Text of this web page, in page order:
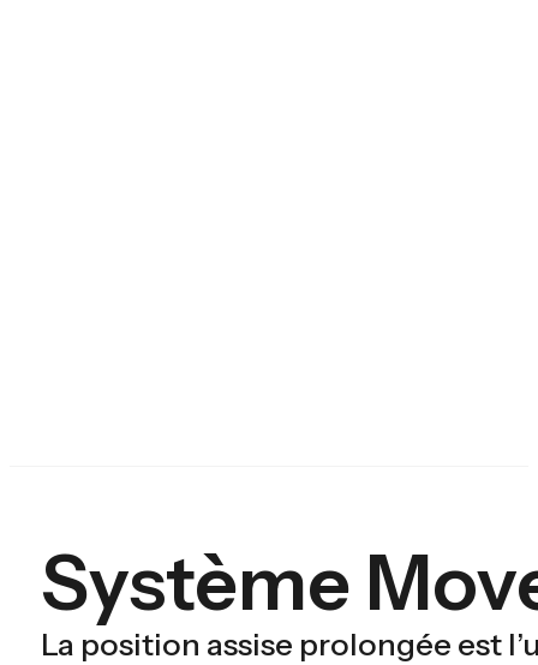
Système
La position assise prolongée est